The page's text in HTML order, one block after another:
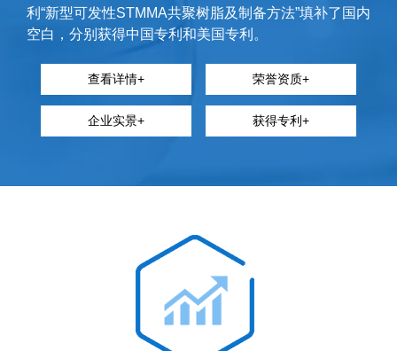
利“新型可发性STMMA共聚树脂及制备方法”填补了国内
空白，分别获得中国专利和美国专利。
查看详情+ 荣誉资质+
企业实景+ 获得专利+